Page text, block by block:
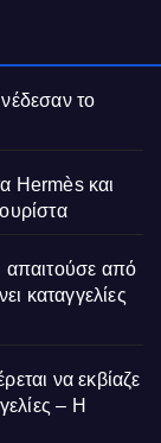
το
Hermès και
απαιτούσε από
καταγγελίες
να εκβίαζε
– Η